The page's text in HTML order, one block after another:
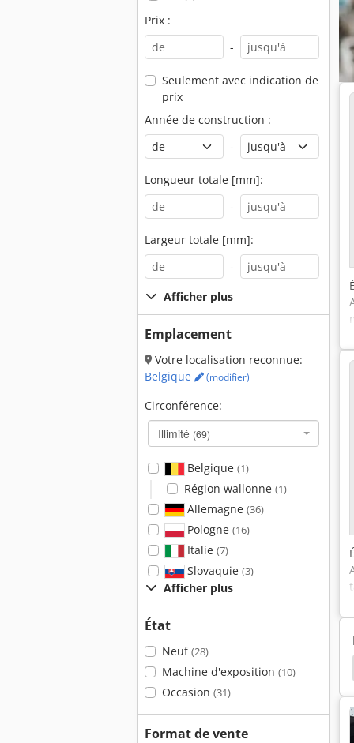
Prix :
-
Seulement avec indication de
prix
Année de construction :
-
Longueur totale [mm]:
-
Largeur totale [mm]:
-
Afficher plus
Emplacement
Votre localisation reconnue:
Belgique
(modifier)
Circonférence:
Illimité (69)
Belgique (1)
Région wallonne (1)
Allemagne (36)
Pologne (16)
Italie (7)
Slovaquie (3)
Afficher plus
État
Neuf(28)
Machine d'exposition (10)
Occasion (31)
Format de vente
Épaisseur De Raboteuses Rabot Raboteuse